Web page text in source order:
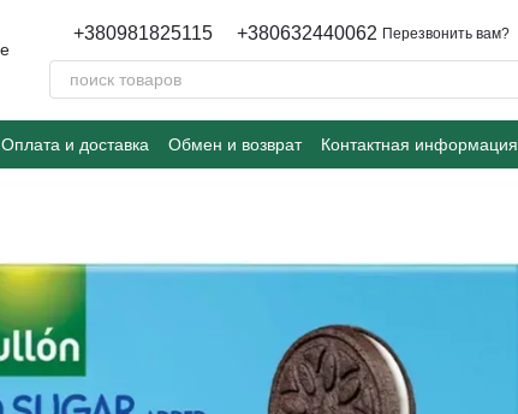
+380981825115 +380632440062 Перезвонить вам?
Оплата и доставка Обмен и возврат Контактная информация